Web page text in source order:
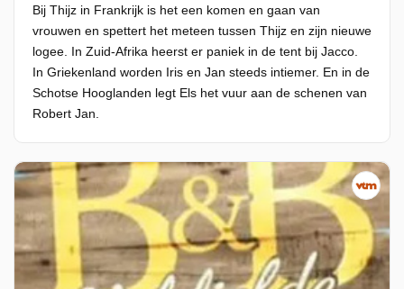
Bij Thijz in Frankrijk is het een komen en gaan van
vrouwen en spettert het meteen tussen Thijz en zijn nieuwe
logee. In Zuid-Afrika heerst er paniek in de tent bij Jacco.
In Griekenland worden Iris en Jan steeds intiemer. En in de
Schotse Hooglanden legt Els het vuur aan de schenen van
Robert Jan.